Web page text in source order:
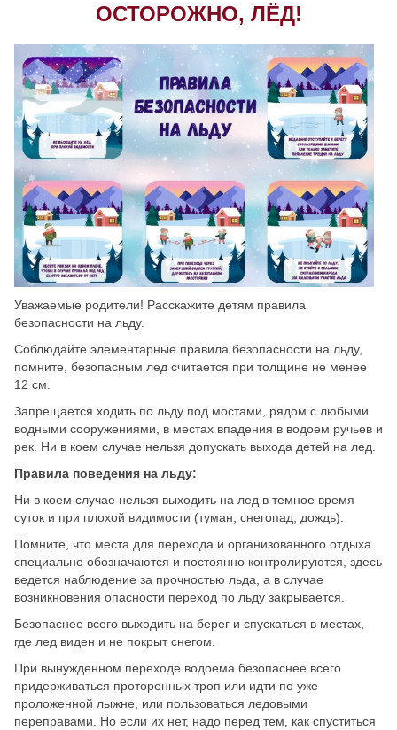
ИЗОБРАЖЕНИЯ
Скрыть Ч/б
Настройки по умолчанию
ОСТОРОЖНО, ЛЁД!
Уважаемые родители! Расскажите детям правила
безопасности на льду.
Соблюдайте элементарные правила безопасности на льду,
помните, безопасным лед считается при толщине не менее
12 см.
Запрещается ходить по льду под мостами, рядом с любыми
водными сооружениями, в местах впадения в водоем ручьев и
рек. Ни в коем случае нельзя допускать выхода детей на лед.
Правила поведения на льду:
Ни в коем случае нельзя выходить на лед в темное время
суток и при плохой видимости (туман, снегопад, дождь).
Помните, что места для перехода и организованного отдыха
специально обозначаются и постоянно контролируются, здесь
ведется наблюдение за прочностью льда, а в случае
возникновения опасности переход по льду закрывается.
Безопаснее всего выходить на берег и спускаться в местах,
где лед виден и не покрыт снегом.
При вынужденном переходе водоема безопаснее всего
придерживаться проторенных троп или идти по уже
проложенной лыжне, или пользоваться ледовыми
переправами. Но если их нет, надо перед тем, как спуститься